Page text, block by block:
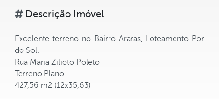
Descrição Imóvel
Excelente terreno no Bairro Araras, Loteamento Por
do Sol.
Rua Maria Zilioto Poleto
Terreno Plano
427,56 m2 (12x35,63)